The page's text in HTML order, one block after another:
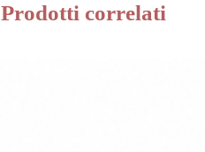
Prodotti correlati